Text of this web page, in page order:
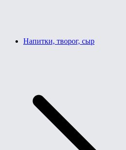
Напитки, творог, сыр